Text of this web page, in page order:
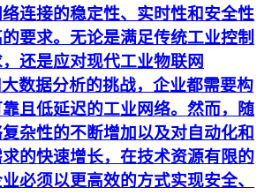
连接的稳定性、实时性和安全性
要求。无论是满足传统工业控制
还是应对现代工业物联网
大数据分析的挑战，企业都需要构
且低延迟的工业网络。然而，随
杂性的不断增加以及对自动化和
的快速增长，在技术资源有限的
必须以更高效的方式实现安全、